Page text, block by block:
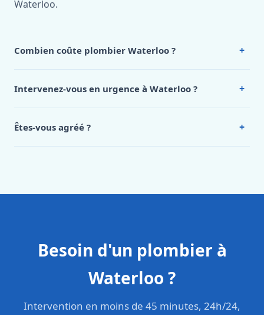
Waterloo.
Combien coûte plombier Waterloo ? +
Waterloo, appelez le 0472 53 24 26.
Intervenez-vous en urgence à Waterloo ? +
Êtes-vous agréé ? +
Besoin d'un plombier à
Waterloo ?
Intervention en moins de 45 minutes, 24h/24,